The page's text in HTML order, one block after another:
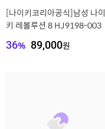
[나이키코리아공식]남성 나이
키 레볼루션 8 HJ9198-003
36% 89,000원